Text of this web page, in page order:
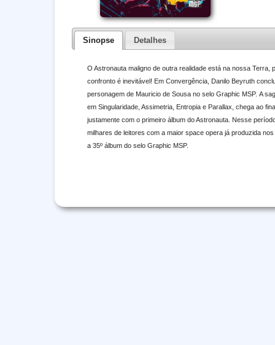
Sinopse Detalhes
O Astronauta maligno de outra realidade está na nossa
confronto é inevitável! Em Convergência, Danilo Beyruth
personagem de Mauricio de Sousa no selo Graphic MSP. A
em Singularidade, Assimetria, Entropia e Parallax, chega ao
justamente com o primeiro álbum do Astronauta. Nesse
milhares de leitores com a maior space opera já produzida
a 35º álbum do selo Graphic MSP.